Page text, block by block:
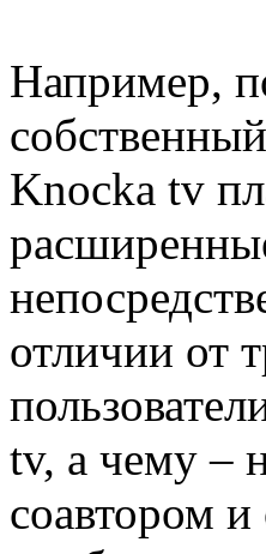
Например,
Knocka tv
отличии от
tv, а чему –
соавтором